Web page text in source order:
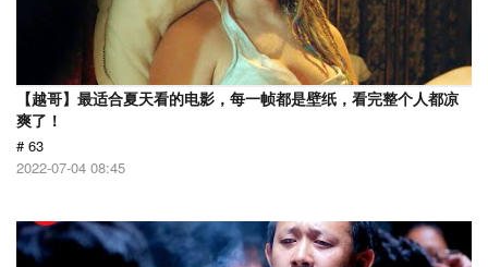
【越哥】最适合夏天看的电影，每一帧都是壁纸，看完整个人都凉
爽了！
# 63
2022-07-04 08:45